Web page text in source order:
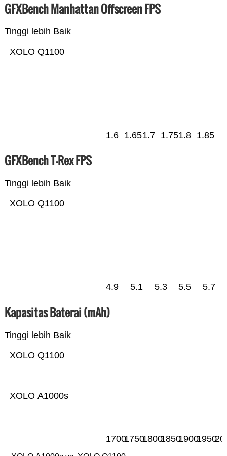
GFXBench Manhattan Offscreen FPS
Tinggi lebih Baik
XOLO Q1100
1.6 1.651.7 1.751.8 1.85
GFXBench T-Rex FPS
Tinggi lebih Baik
XOLO Q1100
4.9 5.1 5.3 5.5 5.7
Kapasitas Baterai (mAh)
Tinggi lebih Baik
XOLO A1000s
XOLO Q1100
170017501800185019001950